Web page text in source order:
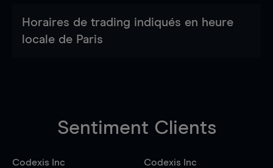
Horaires de trading indiqués en heure
locale de Paris
Sentiment Clients
Codexis Inc
Codexis Inc